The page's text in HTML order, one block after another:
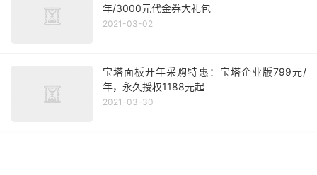
年/3000元代金券大礼包
2021-03-02
宝塔面板开年采购特惠：宝塔企业版799元/
年，永久授权1188元起
2021-03-30